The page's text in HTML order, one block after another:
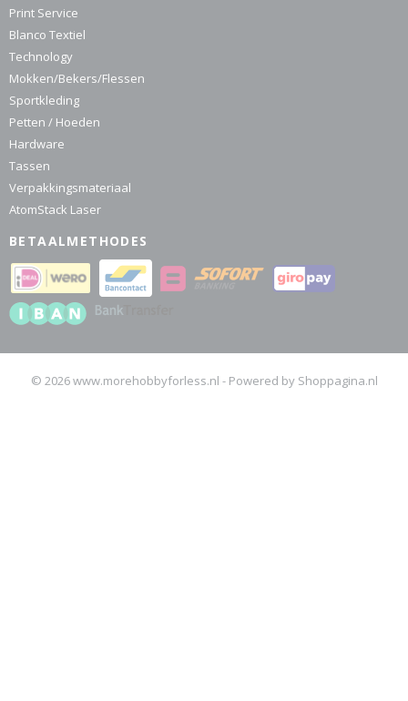
Print Service
Blanco Textiel
Technology
Mokken/Bekers/Flessen
Sportkleding
Petten / Hoeden
Hardware
Tassen
Verpakkingsmateriaal
AtomStack Laser
BETAALMETHODES
© 2026 www.morehobbyforless.nl - Powered by Shoppagina.nl